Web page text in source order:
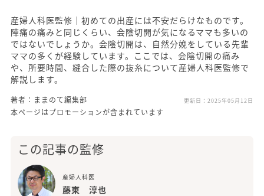
産婦人科医監修｜初めての出産には不安だらけなものです。
陣痛の痛みと同じくらい、会陰切開が気になるママも多いの
ではないでしょうか。会陰切開は、自然分娩をしている先輩
ママの多くが経験しています。ここでは、会陰切開の痛み
や、所要時間、縫合した際の抜糸について産婦人科医監修で
解説します。
著者：ままのて編集部 更新日： 2025年05月12日
本ページはプロモーションが含まれています
この記事の監修
産婦人科医
藤東 淳也